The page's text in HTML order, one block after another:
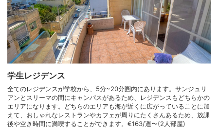
学生レジデンス
全てのレジデンスが学校から、5分~20分圏内にあります。サンジュリ
アンとスリーマの間にキャンパスがあるため、レジデンスもどちらかの
エリアになります。どちらのエリアも海が近くに広がっていることに加
えて、おしゃれなレストランやカフェが周りにたくさんあるため、放課
後や空き時間に満喫することができます。€163/週〜(2人部屋)